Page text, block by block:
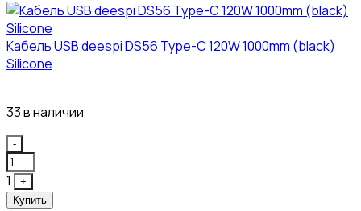
Кабель USB deespi DS56 Type-C 120W 1000mm (black)
Silicone
33 в наличии
Quantity
-
1
+
Купить